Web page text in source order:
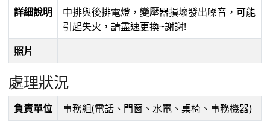
詳細說明
中排與後排電燈，變壓器損壞發出噪音，可能
引起失火，請盡速更換~謝謝!
照片
處理狀況
負責單位
事務組(電話、門窗、水電、桌椅、事務機器)